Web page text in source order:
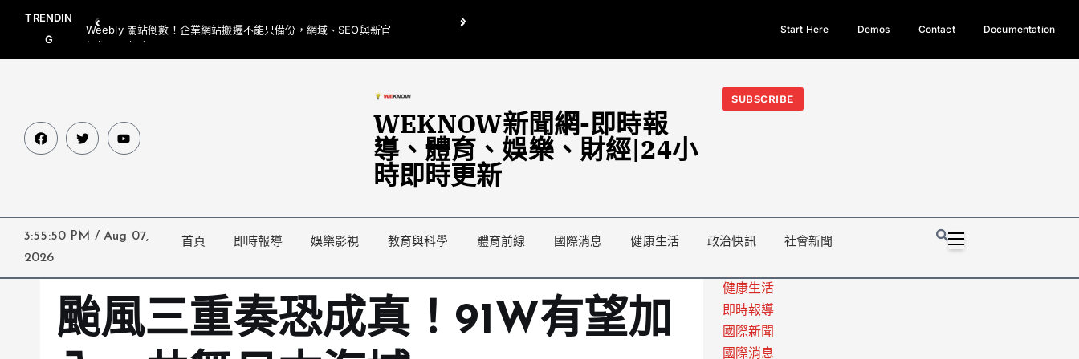
TRENDIN
G
Weebly 關站倒數！企業網站搬遷不能只備份，網域、SEO與新官
網都要一起處理
翁曉玲喊刪陸委會1295萬媒宣費惹議 梁文傑回「只能靠嘴巴」
今日熱門新聞TOP3｜西拉雅族正式成第17個原住民族、立院電競
光電場回
Start Here Demos Contact Documentation
WEKNOW新聞網-即時報
導、體育、娛樂、財經|24小
時即時更新
SUBSCRIBE
3:55:51 PM /
Aug 07,
2026
首頁 即時報導 娛樂影視 教育與科學 體育前線 國際消息 健康生活 政治快訊 社會新聞
颱風三重奏恐成真！91W有望加
健康生活
即時報導
國際新聞
國際消息